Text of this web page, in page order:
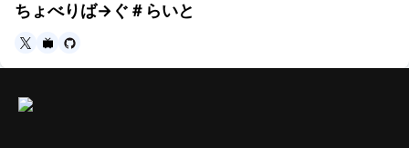
ちょべりば→ぐ＃らいと
https://twitter.com/lightjug
https://www.nicovideo.jp/user/6488752